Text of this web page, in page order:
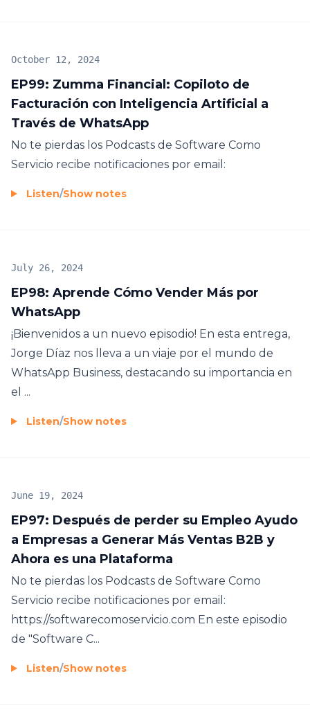
EP99: Zumma Financial: Copiloto de
Facturación con Inteligencia Artificial a
Través de WhatsApp
October 12, 2024
No te pierdas los Podcasts de Software Como
Servicio recibe notificaciones por email:
Listen/Show notes
EP98: Aprende Cómo Vender Más por
WhatsApp
July 26, 2024
¡Bienvenidos a un nuevo episodio! En esta entrega,
Jorge Díaz nos lleva a un viaje por el mundo de
WhatsApp Business, destacando su importancia en
el ...
Listen/Show notes
EP97: Después de perder su Empleo Ayudo
a Empresas a Generar Más Ventas B2B y
Ahora es una Plataforma
June 19, 2024
No te pierdas los Podcasts de Software Como
Servicio recibe notificaciones por email:
https://softwarecomoservicio.com En este episodio
de "Software C...
Listen/Show notes